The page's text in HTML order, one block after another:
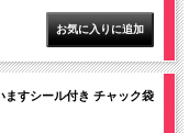
ますシール付き チャック袋